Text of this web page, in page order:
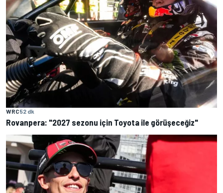
WRC52 dk
Rovanpera: "2027 sezonu için Toyota ile görüşeceğiz"